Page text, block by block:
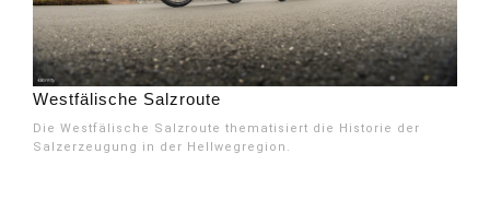
Westfälische Salzroute
Die Westfälische Salzroute thematisiert die Historie der
Salzerzeugung in der Hellwegregion.